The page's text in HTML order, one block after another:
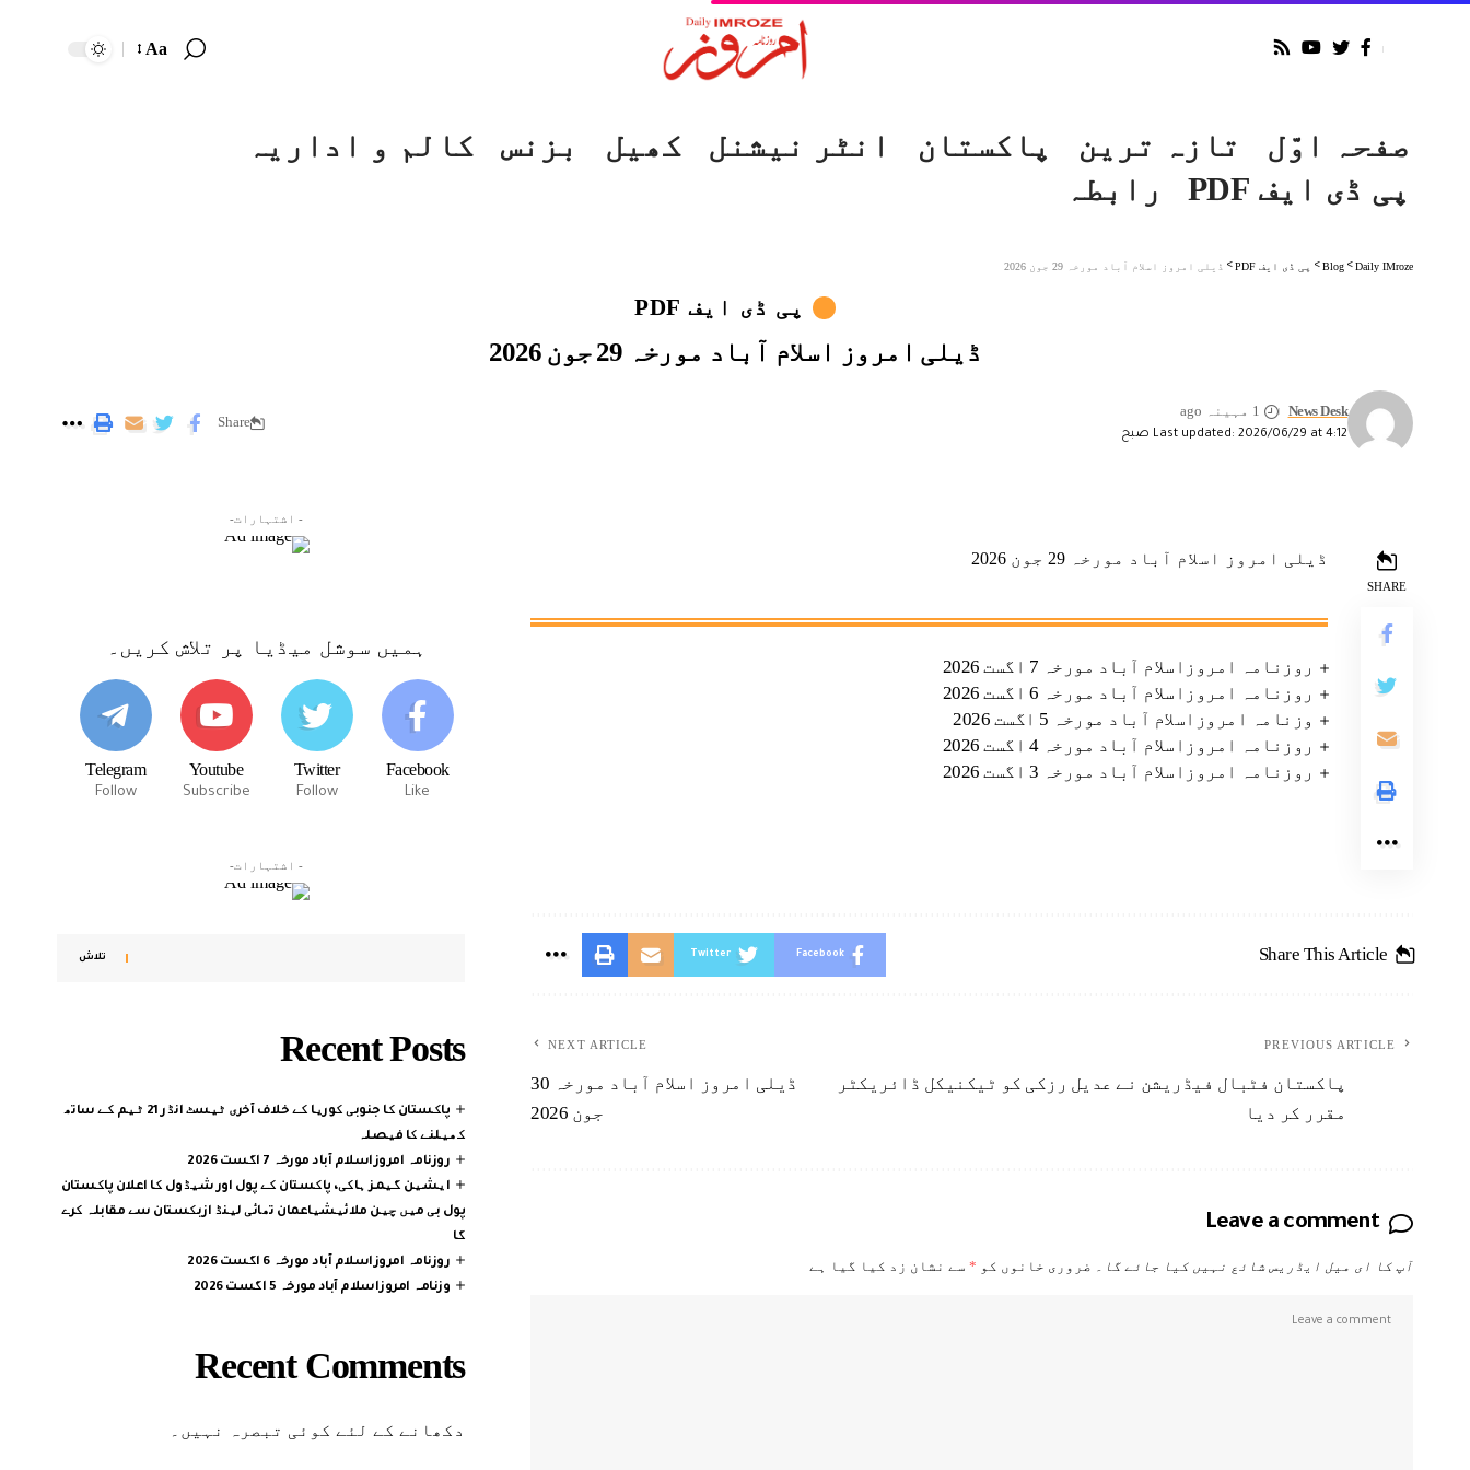
Aa
صفحہ اوّل تازہ ترین پاکستان انٹر نیشنل کھیل بزنس
کالم و اداریہ
پی ڈی ایف PDF
رابطہ
Daily IMroze
>
Blog
> پی ڈی ایف PDF > ڈیلی امروز اسلام آباد مورخہ 29 جون 2026
پی ڈی ایف PDF
ڈیلی امروز اسلام آباد مورخہ 29 جون 2026
Last updated: 2026/06/29 at 4:12 صبح
News Desk 1 مہینہ ago
Share
SHARE
ڈیلی امروز اسلام آباد مورخہ 29 جون 2026
روزنامہ امروزاسلام آباد مورخہ 7 اگست 2026
روزنامہ امروزاسلام آباد مورخہ 6 اگست 2026
وزنامہ امروزاسلام آباد مورخہ 5 اگست 2026
روزنامہ امروزاسلام آباد مورخہ 4 اگست 2026
روزنامہ امروزاسلام آباد مورخہ 3 اگست 2026
Share This Article
Facebook
Twitter
PREVIOUS ARTICLE
پاکستان فٹبال فیڈریشن نے عدیل رزکی کو ٹیکنیکل ڈائریکٹر
مقرر کر دیا
NEXT ARTICLE
ڈیلی امروز اسلام آباد مورخہ 30
جون 2026
Leave a comment
آپ کا ای میل ایڈریس شائع نہیں کیا جائے گا۔ ضروری خانوں کو * سے نشان زد کیا گیا ہے
- اشتہارات-
ہمیں سوشل میڈیا پر تلاش کریں۔
Facebook
Like
Twitter
Follow
Youtube
Subscribe
Telegram
Follow
- اشتہارات-
تلاش
Recent Posts
پاکستان کا جنوبی کوریا کے خلاف آخری ٹیسٹ انڈر 21 ٹیم کے ساتھ
کھیلنے کا فیصلہ
روزنامہ امروزاسلام آباد مورخہ 7 اگست 2026
ایشین گیمز ہاکی، پاکستان کے پول اور شیڈول کا اعلان پاکستان
پول بی میں چین ملائیشیاعمان تھائی لینڈ ازبکستان سے مقابلہ کرے
گا
روزنامہ امروزاسلام آباد مورخہ 6 اگست 2026
وزنامہ امروزاسلام آباد مورخہ 5 اگست 2026
Recent Comments
دکھانے کے لئے کوئی تبصرہ نہیں۔